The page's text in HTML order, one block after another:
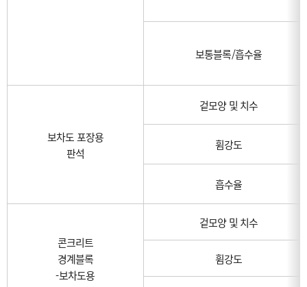
보통블록/흡수율
보차도 포장용
판석
겉모양 및 치수
휨강도
흡수율
콘크리트
경계블록
-보차도용
겉모양 및 치수
휨강도